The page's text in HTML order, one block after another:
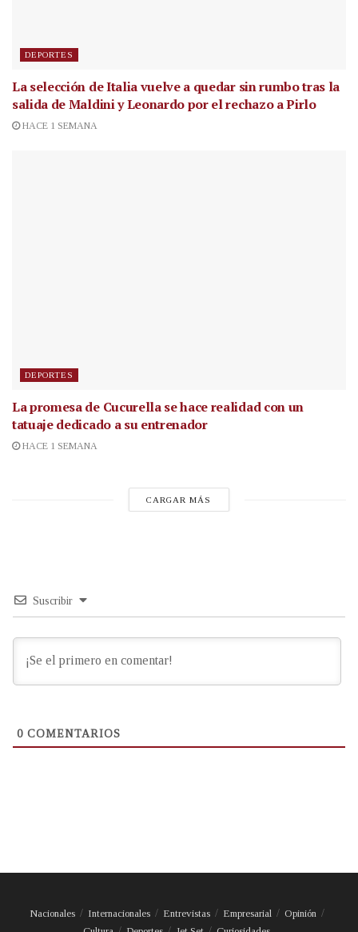
DEPORTES
La selección de Italia vuelve a quedar sin rumbo tras la
salida de Maldini y Leonardo por el rechazo a Pirlo
HACE 1 SEMANA
DEPORTES
La promesa de Cucurella se hace realidad con un
tatuaje dedicado a su entrenador
HACE 1 SEMANA
CARGAR MÁS
Suscribir
0 COMENTARIOS
Nacionales Internacionales Entrevistas Empresarial
Opinión